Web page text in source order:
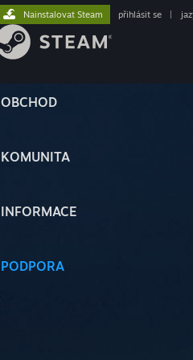
OBCHOD
KOMUNITA
INFORMACE
PODPORA
Nainstalovat Steam přihlásit se